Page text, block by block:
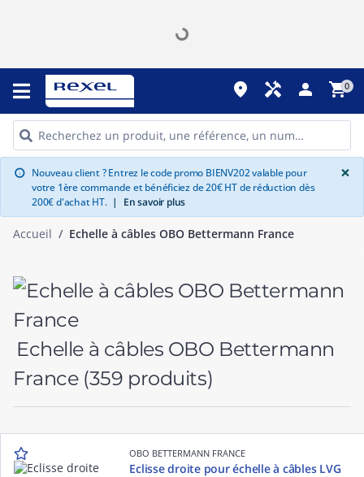
place handyman person shopping_cart0
info Nouveau client ? Entrez le code promo BIENV202 valable pour
votre 1ère commande et bénéficiez de 20€ HT de réduction dès
200€ d'achat HT. | En savoir plus
×
Accueil Echelle à câbles OBO Bettermann France
Echelle à câbles OBO Bettermann
France (359 produits)
OBO BETTERMANN FRANCE
Eclisse droite pour échelle à câbles LVG